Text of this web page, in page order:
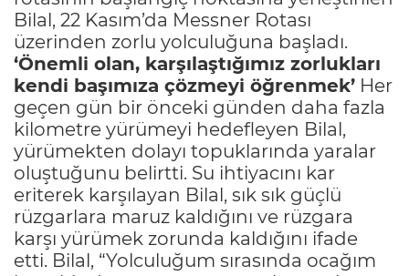
Bilal, 22 Kasım’da Messner Rotası
üzerinden zorlu yolculuğuna başladı.
‘Önemli olan, karşılaştığımız zorlukları
kendi başımıza çözmeyi öğrenmek’ Her
geçen gün bir önceki günden daha fazla
kilometre yürümeyi hedefleyen Bilal,
yürümekten dolayı topuklarında yaralar
oluştuğunu belirtti. Su ihtiyacını kar
eriterek karşılayan Bilal, sık sık güçlü
rüzgarlara maruz kaldığını ve rüzgara
karşı yürümek zorunda kaldığını ifade
etti. Bilal, “Yolculuğum sırasında ocağım